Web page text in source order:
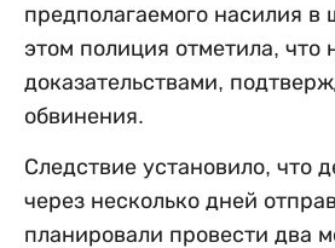
предполагаемого насилия
этом полиция отметила, что
доказательствами,
обвинения.
Следствие установило, что
через несколько дней
планировали провести два